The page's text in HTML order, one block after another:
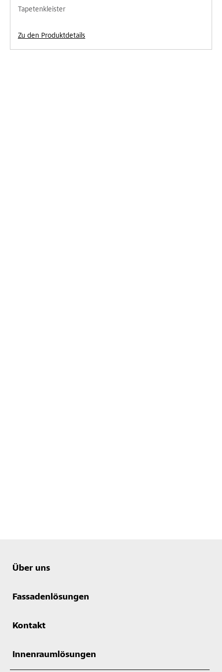
Tapetenkleister
Zu den Produktdetails
Über uns
Fassadenlösungen
Kontakt
Innenraumlösungen